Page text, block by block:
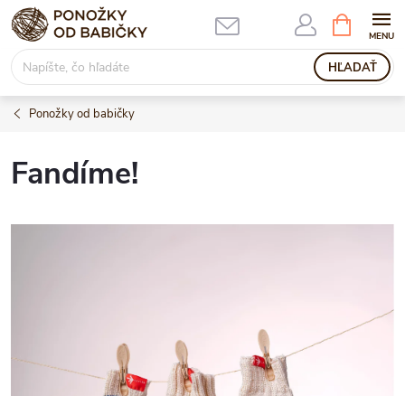
Prejsť
na
obsah
HĽADAŤ
KOŠÍK
Ponožky od babičky
Fandíme!